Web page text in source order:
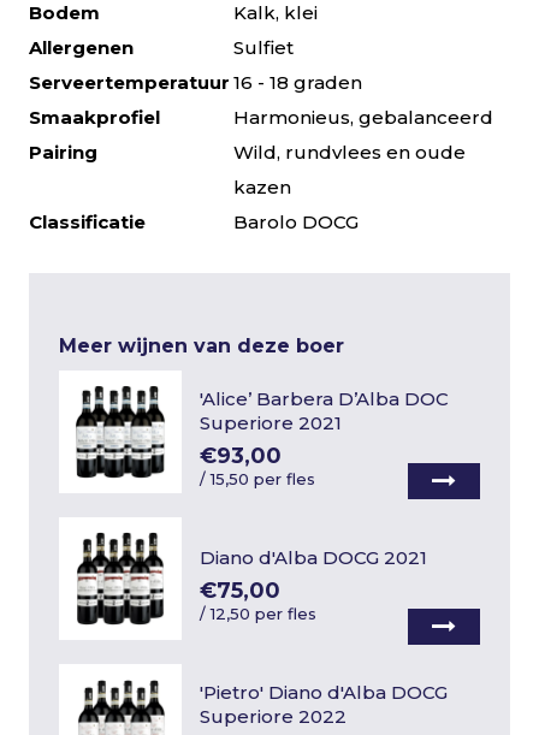
Bodem
Kalk, klei
Allergenen
Sulfiet
Serveertemperatuur 16 - 18 graden
Smaakprofiel
Harmonieus, gebalanceerd
Pairing
Wild, rundvlees en oude
kazen
Classificatie
Barolo DOCG
Meer wijnen van deze boer
'Alice’ Barbera D’Alba DOC
Superiore 2021
€93,00
/15,50 per fles
Diano d'Alba DOCG 2021
€75,00
/12,50 per fles
'Pietro' Diano d'Alba DOCG
Superiore 2022